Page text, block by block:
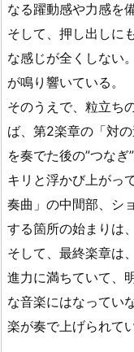
なる躍動感や力感を
そして、押し出しに
な感じが全くしない
が鳴り響いている。
そのうえで、粒立ち
ば、第2楽章の「対
を奏でた後の”つな
キリと浮かび上がっ
奏曲」の中間部、シ
する箇所の始まりは
そして、最終楽章は
進力に満ちていて、
な音楽にはなってい
楽が奏で上げられてい